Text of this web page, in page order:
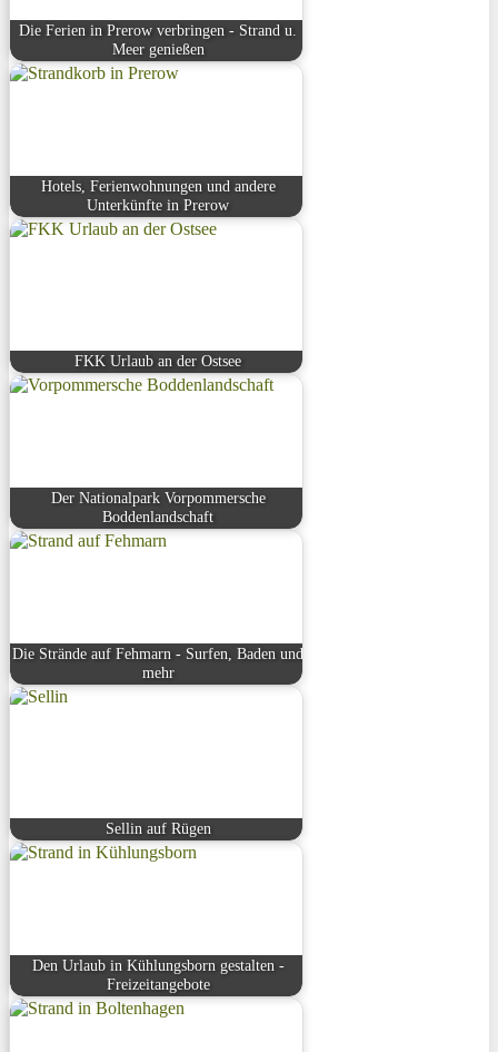
Die Ferien in Prerow verbringen - Strand u.
Meer genießen
Hotels, Ferienwohnungen und andere
Unterkünfte in Prerow
FKK Urlaub an der Ostsee
Der Nationalpark Vorpommersche
Boddenlandschaft
Die Strände auf Fehmarn - Surfen, Baden und
mehr
Sellin auf Rügen
Den Urlaub in Kühlungsborn gestalten -
Freizeitangebote